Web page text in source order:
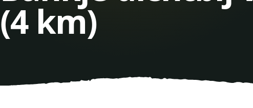
(4 km)